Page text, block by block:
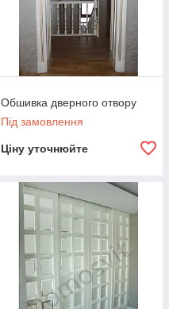
Обшивка дверного отвору
Під замовлення
Ціну уточнюйте